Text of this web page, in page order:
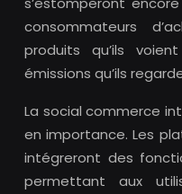
consommateurs
produits qu’ils
émissions qu’ils
La social commerce
en importance. Les
intégreront des
permettant aux